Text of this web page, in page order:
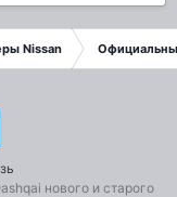
Nissan
нового и старого